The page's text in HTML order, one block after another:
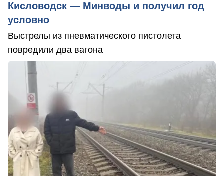
Кисловодск — Минводы и получил год
условно
Выстрелы из пневматического пистолета
повредили два вагона